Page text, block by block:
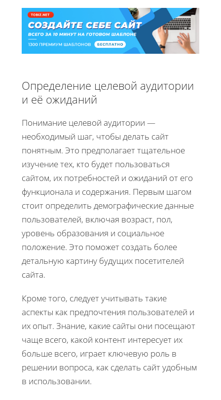
Определение целевой аудитории
и её ожиданий
Понимание целевой аудитории —
необходимый шаг, чтобы делать сайт
понятным. Это предполагает тщательное
изучение тех, кто будет пользоваться
сайтом, их потребностей и ожиданий от его
функционала и содержания. Первым шагом
стоит определить демографические данные
пользователей, включая возраст, пол,
уровень образования и социальное
положение. Это поможет создать более
детальную картину будущих посетителей
сайта.
Кроме того, следует учитывать такие
аспекты как предпочтения пользователей и
их опыт. Знание, какие сайты они посещают
чаще всего, какой контент интересует их
больше всего, играет ключевую роль в
решении вопроса, как сделать сайт удобным
в использовании.